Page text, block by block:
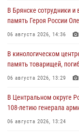
В Брянске сотрудники
память Героя России
06 августа 2026, 14:36
В кинологическом
память товарищей,
06 августа 2026, 13:29
В Центральном округе
108‑летию генерала
06 августа 2026, 13:24